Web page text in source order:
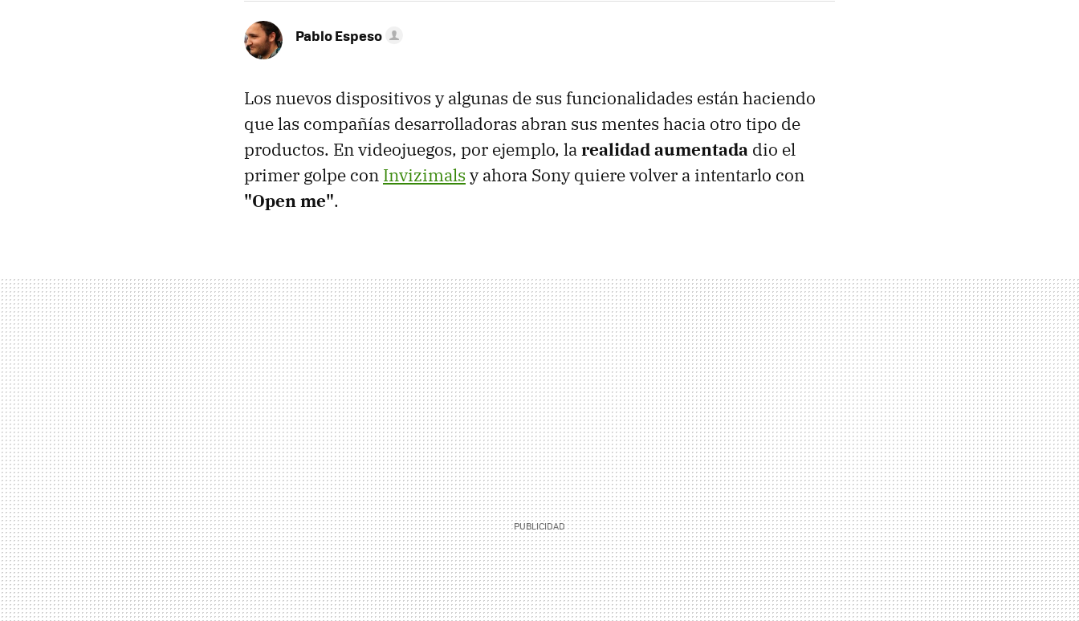
Pablo Espeso
Los nuevos dispositivos y algunas de sus funcionalidades están haciendo
que las compañías desarrolladoras abran sus mentes hacia otro tipo de
productos. En videojuegos, por ejemplo, larealidad aumentada dio el
primer golpe con Invizimals y ahora Sony quiere volver a intentarlo con
"Open me".